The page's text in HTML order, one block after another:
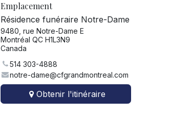
Emplacement
Résidence funéraire Notre-Dame
9480, rue Notre-Dame E
Montréal QC H1L3N9
Canada
514 303-4888
notre-dame@cfgrandmontreal.com
Obtenir l'itinéraire